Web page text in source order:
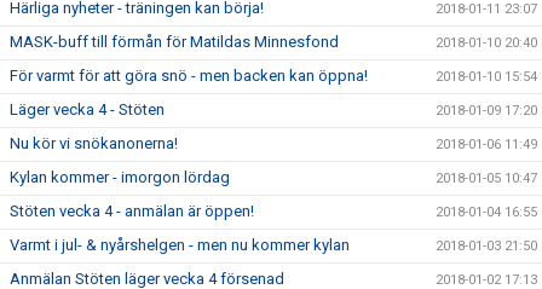
Härliga nyheter - träningen kan börja! 2018-01-11 23:07
MASK-buff till förmån för Matildas Minnesfond 2018-01-10 20:40
För varmt för att göra snö - men backen kan öppna! 2018-01-10 15:54
Läger vecka 4 - Stöten 2018-01-09 17:20
Nu kör vi snökanonerna! 2018-01-06 11:49
Kylan kommer - imorgon lördag 2018-01-05 10:47
Stöten vecka 4 - anmälan är öppen! 2018-01-04 16:55
Varmt i jul- & nyårshelgen - men nu kommer kylan 2018-01-03 21:50
Anmälan Stöten läger vecka 4 försenad 2018-01-02 17:13